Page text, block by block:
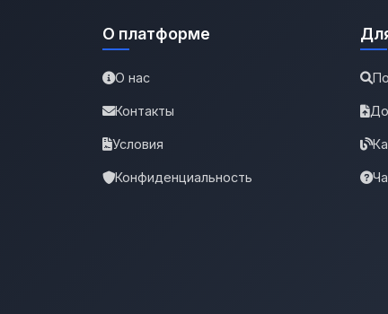
О платформе
О нас
Контакты
Условия
Конфиденциальность